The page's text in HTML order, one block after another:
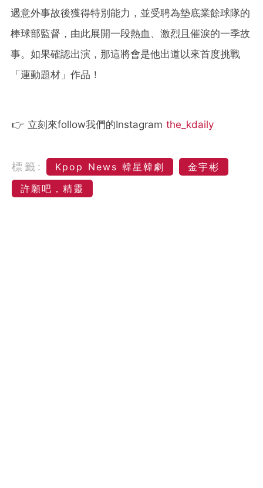
遇意外事故後獲得特別能力，並受聘為墊底業餘球隊的
棒球部監督，由此展開一段熱血、激烈且催淚的一季故
事。如果確認出演，那這將會是他出道以來首度挑戰
「運動題材」作品！
👉 立刻來follow我們的Instagram the_kdaily
標籤: Kpop News 韓星韓劇
金宇彬
許願吧，精靈